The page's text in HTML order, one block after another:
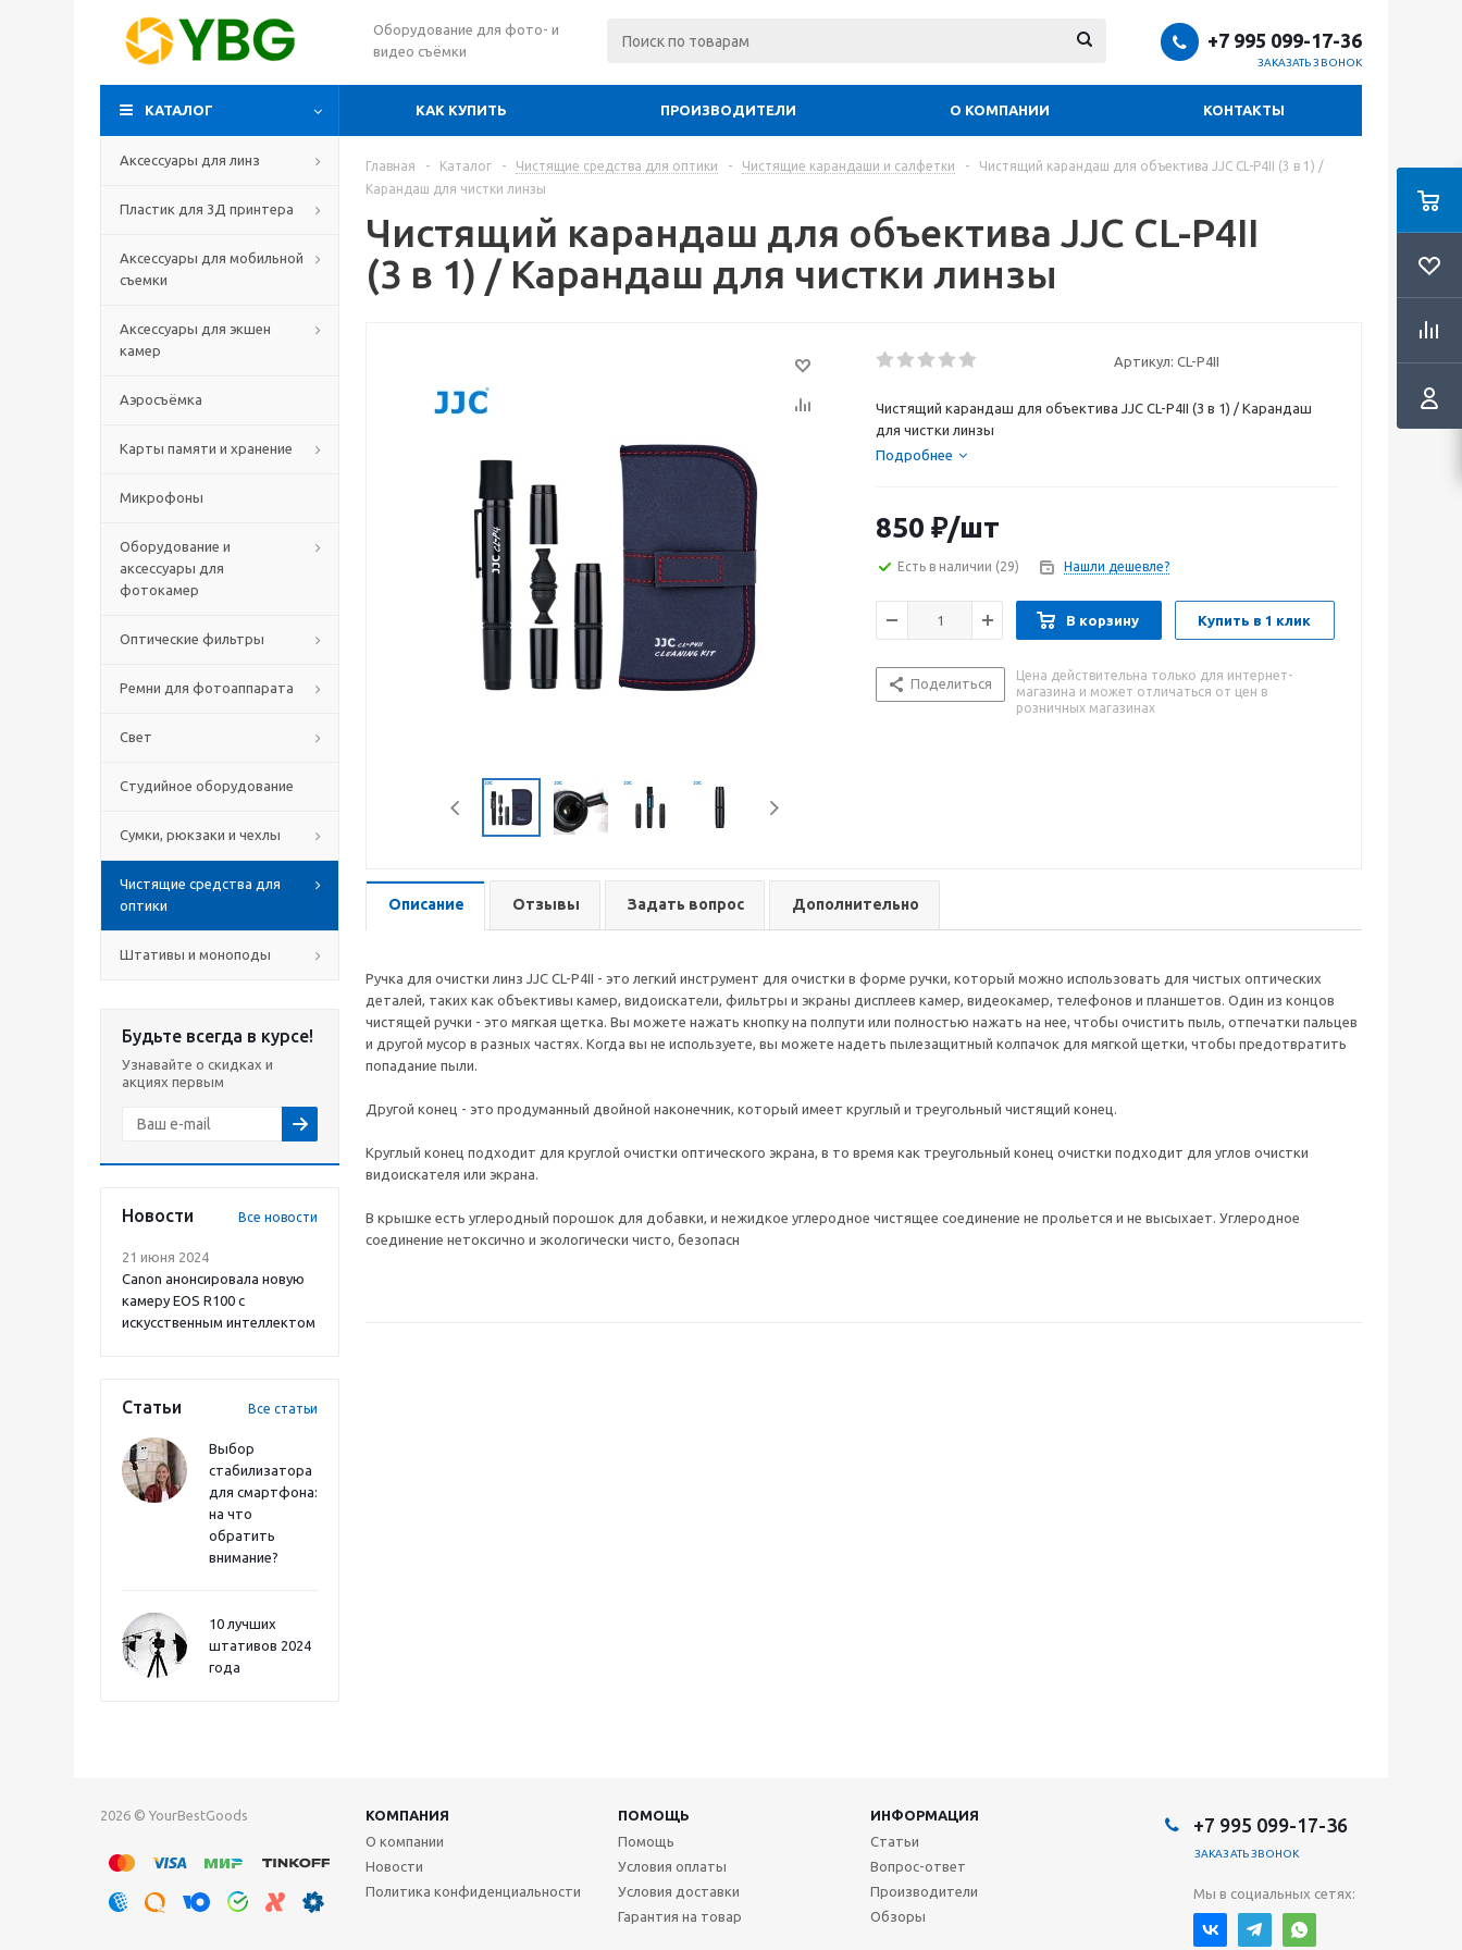
Оборудование для фото- и
видео съёмки
+7 995 099-17-36
ЗАКАЗАТЬ ЗВОНОК
КАТАЛОГ КАК КУПИТЬ ПРОИЗВОДИТЕЛИ О КОМПАНИИ КОНТАКТЫ
Аксессуары для линз
Пластик для 3Д принтера
Аксессуары для мобильной
съемки
Аксессуары для экшен
камер
Аэросъёмка
Карты памяти и хранение
Микрофоны
Оборудование и
аксессуары для
фотокамер
Оптические фильтры
Ремни для фотоаппарата
Свет
Студийное оборудование
Сумки, рюкзаки и чехлы
Чистящие средства для
оптики
Штативы и моноподы
Будьте всегда в курсе!
Узнавайте о скидках и
акциях первым
Новости Все новости
21 июня 2024
Canon анонсировала новую
камеру EOS R100 с
искусственным интеллектом
Статьи Все статьи
Выбор
стабилизатора
для смартфона:
на что
обратить
внимание?
10 лучших
штативов 2024
года
Главная - Каталог - Чистящие средства для оптики - Чистящие карандаши и салфетки -
Чистящий карандаш для объектива JJC CL-P4II (3 в 1) /
Карандаш для чистки линзы
Чистящий карандаш для объектива JJC CL-P4II
(3 в 1) / Карандаш для чистки линзы
Артикул: CL-P4II
Чистящий карандаш для объектива JJC CL-P4II (3 в 1) / Карандаш
для чистки линзы
Подробнее
850 ₽/шт
Есть в наличии (29) Нашли дешевле?
В корзину Купить в 1 клик
Поделиться
Цена действительна только для интернет-
магазина и может отличаться от цен в
розничных магазинах
Описание Отзывы Задать вопрос Дополнительно
Ручка для очистки линз JJC CL-P4II - это легкий инструмент для очистки в форме ручки, который можно использовать для чистых оптических
деталей, таких как объективы камер, видоискатели, фильтры и экраны дисплеев камер, видеокамер, телефонов и планшетов. Один из концов
чистящей ручки - это мягкая щетка. Вы можете нажать кнопку на полпути или полностью нажать на нее, чтобы очистить пыль, отпечатки пальцев
и другой мусор в разных частях. Когда вы не используете, вы можете надеть пылезащитный колпачок для мягкой щетки, чтобы предотвратить
попадание пыли.
Другой конец - это продуманный двойной наконечник, который имеет круглый и треугольный чистящий конец.
Круглый конец подходит для круглой очистки оптического экрана, в то время как треугольный конец очистки подходит для углов очистки
видоискателя или экрана.
В крышке есть углеродный порошок для добавки, и нежидкое углеродное чистящее соединение не прольется и не высыхает. Углеродное
соединение нетоксично и экологически чисто, безопасн
2026 © YourBestGoods КОМПАНИЯ ПОМОЩЬ
ИНФОРМАЦИЯ
О компании
Новости
Политика конфиденциальности
Помощь
Условия оплаты
Условия доставки
Гарантия на товар
Статьи
Вопрос-ответ
Производители
Обзоры
+7 995 099-17-36
ЗАКАЗАТЬ ЗВОНОК
Мы в социальных сетях: